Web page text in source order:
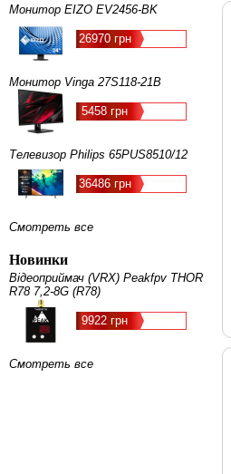
Монитор EIZO EV2456-BK
26970 грн
Монитор Vinga 27S118-21B
5458 грн
Телевизор Philips 65PUS8510/12
36486 грн
Смотреть все
Новинки
Відеоприймач (VRX) Peakfpv THOR
R78 7,2-8G (R78)
9922 грн
Смотреть все